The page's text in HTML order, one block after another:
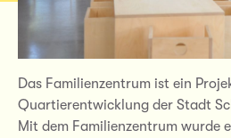
Das Familienzentrum ist ein
Quartierentwicklung der Stadt
Mit dem Familienzentrum wurde